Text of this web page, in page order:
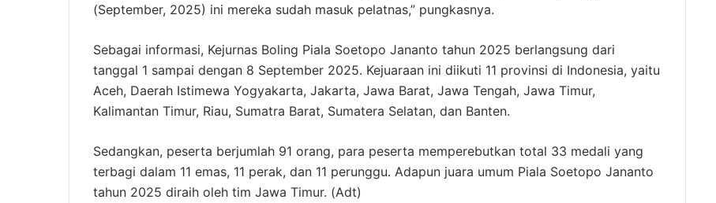
(September, 2025) ini mereka sudah masuk pelatnas,” pungkasnya.
Sebagai informasi, Kejurnas Boling Piala Soetopo Jananto tahun 2025 berlangsung dari
tanggal 1 sampai dengan 8 September 2025. Kejuaraan ini diikuti 11 provinsi di Indonesia, yaitu
Aceh, Daerah Istimewa Yogyakarta, Jakarta, Jawa Barat, Jawa Tengah, Jawa Timur,
Kalimantan Timur, Riau, Sumatra Barat, Sumatera Selatan, dan Banten.
Sedangkan, peserta berjumlah 91 orang, para peserta memperebutkan total 33 medali yang
terbagi dalam 11 emas, 11 perak, dan 11 perunggu. Adapun juara umum Piala Soetopo Jananto
tahun 2025 diraih oleh tim Jawa Timur. (Adt)